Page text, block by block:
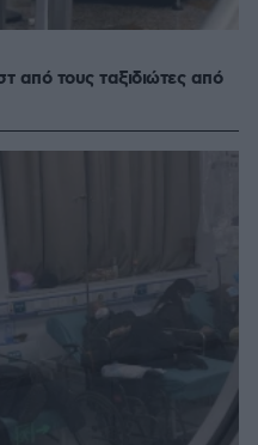
από τους ταξιδιώτες από